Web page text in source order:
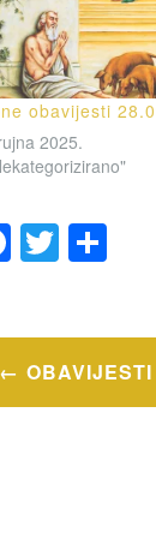
obavijesti
2025.
F
a
e
b
T
wi
er e